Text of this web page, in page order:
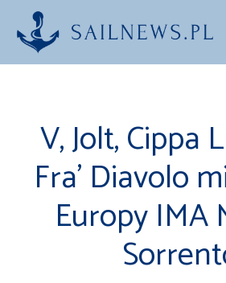
Przejdź
treści
V, Jolt, Cippa
Fra’ Diavolo
Europy IMA